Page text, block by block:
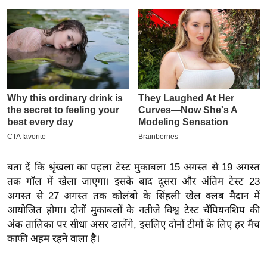
इ
म
ई
-
प
र
मि
बे
मि
सा
ल
बता दें कि श्रृंखला का पहला टेस्ट मुकाबला 15 अगस्त से 19 अगस्त
तक गॉल में खेला जाएगा। इसके बाद दूसरा और अंतिम टेस्ट 23
अगस्त से 27 अगस्त तक कोलंबो के सिंहली खेल क्लब मैदान में
आयोजित होगा। दोनों मुकाबलों के नतीजे विश्व टेस्ट चैंपियनशिप की
अंक तालिका पर सीधा असर डालेंगे, इसलिए दोनों टीमों के लिए हर मैच
काफी अहम रहने वाला है।